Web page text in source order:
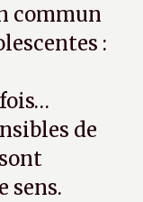
commun
:
de
sens.